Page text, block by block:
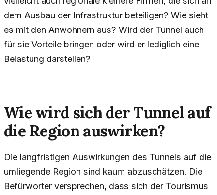
dem Ausbau der Infrastruktur beteiligen? Wie sieht
es mit den Anwohnern aus? Wird der Tunnel auch
für sie Vorteile bringen oder wird er lediglich eine
Belastung darstellen?
Wie wird sich der Tunnel auf
die Region auswirken?
Die langfristigen Auswirkungen des Tunnels auf die
umliegende Region sind kaum abzuschätzen. Die
Befürworter versprechen, dass sich der Tourismus